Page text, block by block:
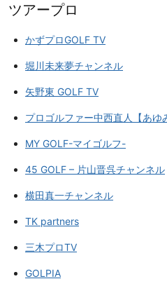
ツアープロ
かずプロGOLF TV
堀川未来夢チャンネル
矢野東 GOLF TV
プロゴルファー中西直人【あゆ
MY GOLF-マイゴルフ-
45 GOLF – 片山晋呉チャンネル
横田真一チャンネル
TK partners
三木プロTV
GOLPIA